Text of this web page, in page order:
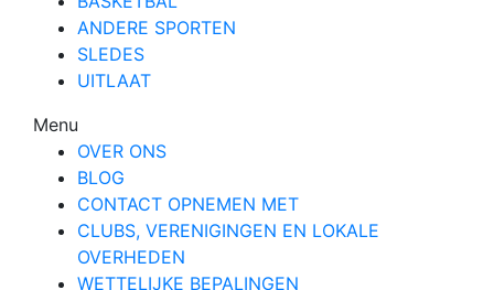
ANDERE SPORTEN
SLEDES
UITLAAT
Menu
OVER ONS
BLOG
CONTACT OPNEMEN MET
CLUBS, VERENIGINGEN EN LOKALE
OVERHEDEN
WETTELIJKE BEPALINGEN